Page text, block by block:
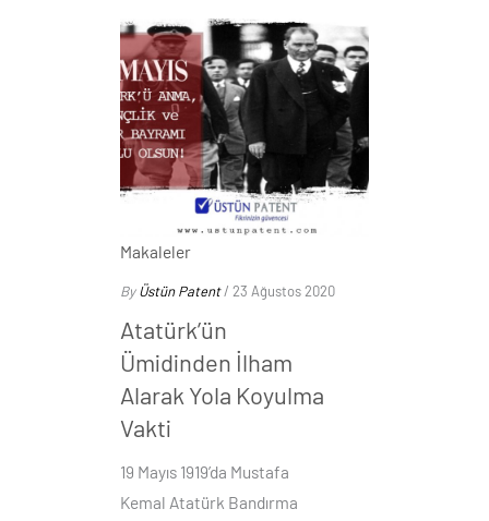
Makaleler
ByÜstün Patent/ 23 Ağustos 2020
Atatürk’ün
Ümidinden İlham
Alarak Yola Koyulma
Vakti
19 Mayıs 1919’da Mustafa
Kemal Atatürk Bandırma